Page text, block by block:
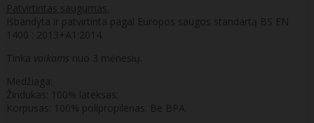
Patvirtintas saugumas.
Išbandyta ir patvirtinta pagal Europos saugos standartą BS EN
1400 : 2013+A1:2014.
Tinka vaikams nuo 3 mėnesių.
Medžiaga:
Žindukas: 100% lateksas;
Korpusas: 100% polipropilenas. Be BPA.